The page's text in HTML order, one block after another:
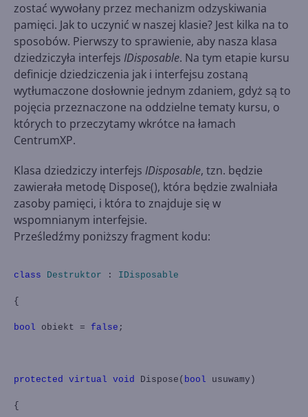
zostać wywołany przez mechanizm odzyskiwania
pamięci. Jak to uczynić w naszej klasie? Jest kilka na to
sposobów. Pierwszy to sprawienie, aby nasza klasa
dziedziczyła interfejs IDisposable. Na tym etapie kursu
definicje dziedziczenia jak i interfejsu zostaną
wytłumaczone dosłownie jednym zdaniem, gdyż są to
pojęcia przeznaczone na oddzielne tematy kursu, o
których to przeczytamy wkrótce na łamach
CentrumXP.
Klasa dziedziczy interfejs IDisposable, tzn. będzie
zawierała metodę Dispose(), która będzie zwalniała
zasoby pamięci, i która to znajduje się w
wspomnianym interfejsie.
Prześledźmy poniższy fragment kodu:
class Destruktor : IDisposable
{
bool obiekt = false ;
protected virtual void Dispose( bool usuwamy)
{